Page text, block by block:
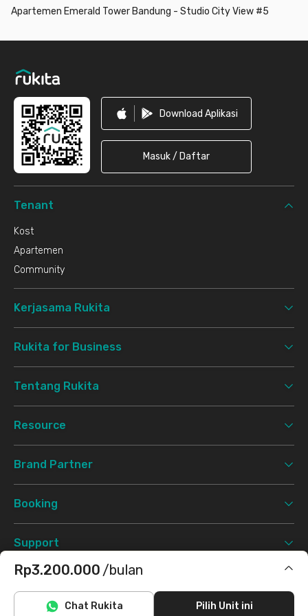
Rp3.200.000 /bulan
Termasuk IPLChat Rukita Pilih Unit ini
Apartemen Emerald Tower Bandung - Studio City View #5
Download Aplikasi
Masuk / Daftar
Tenant
Kost
Apartemen
Community
Kerjasama Rukita
Rukita for Business
Tentang Rukita
Resource
Brand Partner
Booking
Support
©2026 Rukita. All rights reserved.
InstagramTwitter TikTok